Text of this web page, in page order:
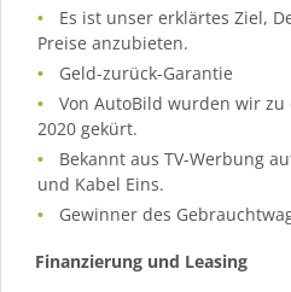
Es ist unser erklärtes Ziel,
Preise anzubieten.
Geld-zurück-Garantie
Von AutoBild wurden wir
2020 gekürt.
Bekannt aus TV-Werbung
und Kabel Eins.
Gewinner des
Finanzierung und Leasing